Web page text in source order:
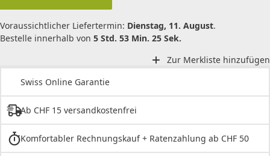
Voraussichtlicher Liefertermin: Dienstag, 11. August.
Bestelle innerhalb von 5 Std. 53 Min. 25 Sek.
Zur Merkliste hinzufügen
Swiss Online Garantie
Ab CHF 15 versandkostenfrei
Komfortabler Rechnungskauf + Ratenzahlung ab CHF 50